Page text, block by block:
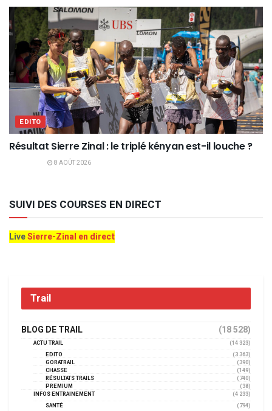
EDITO
Résultat Sierre Zinal : le triplé kényan est-il louche ?
8 AOÛT 2026
SUIVI DES COURSES EN DIRECT
LiveSierre-Zinal en direct
Trail
BLOG DE TRAIL (18 528)
ACTU TRAIL
(14 323)
EDITO
(3 363)
GORATRAIL
(390)
CHASSE
(149)
RÉSULTATS TRAILS
(740)
PREMIUM
(38)
INFOS ENTRAINEMENT
(4 233)
SANTÉ
(794)